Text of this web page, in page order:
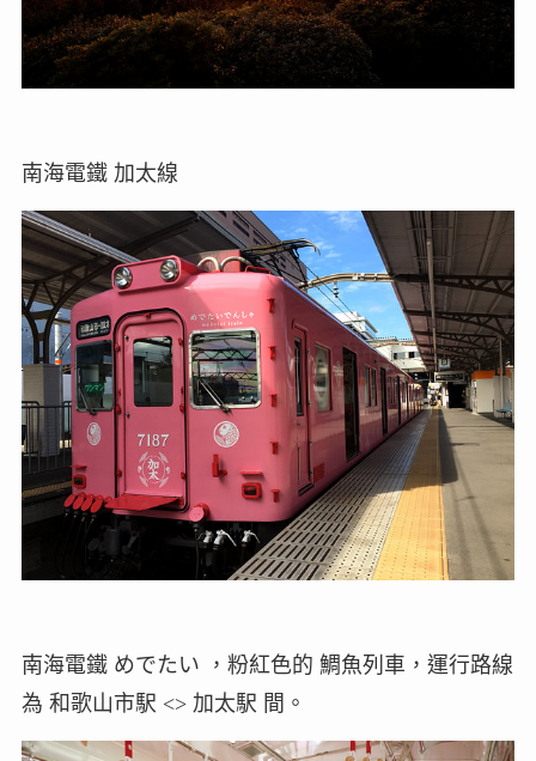
南海電鐵 加太線
南海電鐵 めでたい ，粉紅色的 鯛魚列車，運行路線
為 和歌山市駅 <> 加太駅 間。